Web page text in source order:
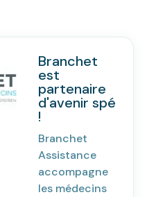
Branchet
est
partenaire
d'avenir spé
!
Branchet
Assistance
accompagne
les médecins